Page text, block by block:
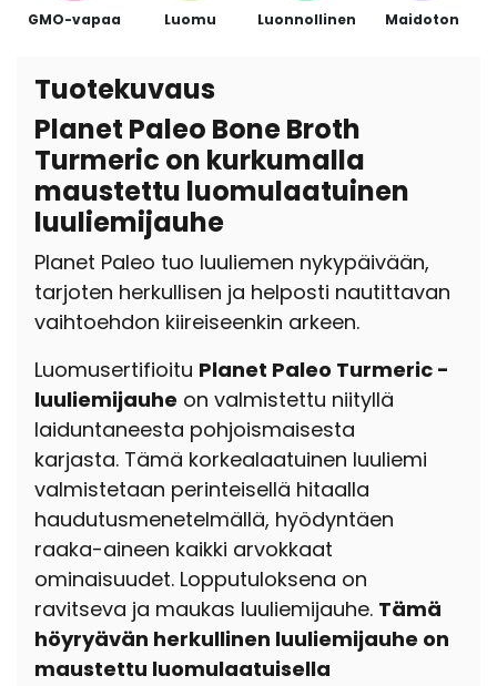
GMO-vapaa Luomu Luonnollinen Maidoton
Tuotekuvaus
Planet Paleo Bone Broth
Turmeric on kurkumalla
maustettu luomulaatuinen
luuliemijauhe
Planet Paleo tuo luuliemen nykypäivään,
tarjoten herkullisen ja helposti nautittavan
vaihtoehdon kiireiseenkin arkeen.
Luomusertifioitu Planet Paleo Turmeric -
luuliemijauhe on valmistettu niityllä
laiduntaneesta pohjoismaisesta
karjasta. Tämä korkealaatuinen luuliemi
valmistetaan perinteisellä hitaalla
haudutusmenetelmällä, hyödyntäen
raaka-aineen kaikki arvokkaat
ominaisuudet. Lopputuloksena on
ravitseva ja maukas luuliemijauhe. Tämä
höyryävän herkullinen luuliemijauhe on
maustettu luomulaatuisella